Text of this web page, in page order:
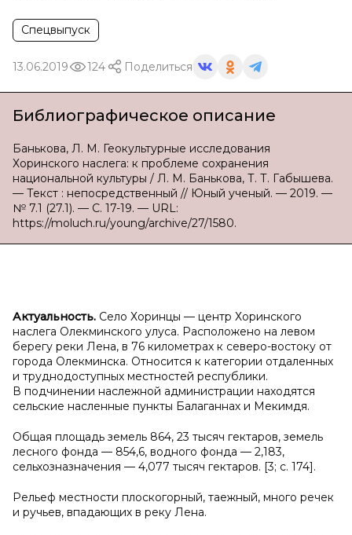
Спецвыпуск
13.06.2019 124 Поделиться
Библиографическое описание
Банькова, Л. М. Геокультурные исследования
Хоринского наслега: к проблеме сохранения
национальной культуры / Л. М. Банькова, Т. Т. Габышева.
— Текст : непосредственный // Юный ученый. — 2019. —
№ 7.1 (27.1). — С. 17-19. — URL:
https://moluch.ru/young/archive/27/1580.
Актуальность. Село Хоринцы — центр Хоринского
наслега Олекминского улуса. Расположено на левом
берегу реки Лена, в 76 километрах к северо-востоку от
города Олекминска. Относится к категории отдаленных
и труднодоступных местностей республики.
В подчинении наслежной администрации находятся
сельские насленные пункты Балаганнах и Мекимдя.
Общая площадь земель 864, 23 тысяч гектаров, земель
лесного фонда — 854,6, водного фонда — 2,183,
сельхозназначения — 4,077 тысяч гектаров. [3; с. 174].
Рельеф местности плоскогорный, таежный, много речек
и ручьев, впадающих в реку Лена.